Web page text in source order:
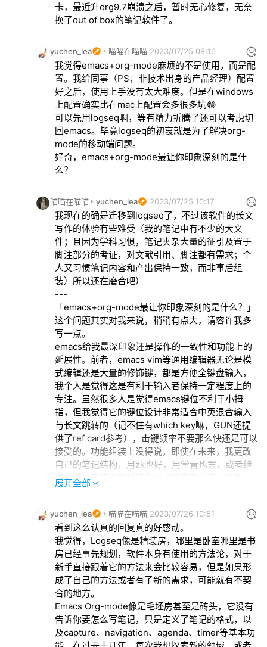
卡，最近升org9.7崩溃之后，暂时无心修复，无奈
换了out of box的笔记软件了。
yuchen_lea 喵喵在喵喵 2023/07/25 08:10
我觉得emacs+org-mode麻烦的不是使用，而是配
置。我给同事（PS，非技术出身的产品经理）配置
好之后，使用上手没有太大难度。但是在windows
上配置确实比在mac上配置会多很多坑😂
可以先用logseq啊，等有精力折腾了还可以考虑切
回emacs。毕竟logseq的初衷就是为了解决org-
mode的移动端问题。
好奇，emacs+org-mode最让你印象深刻的是什
么？
喵喵在喵喵 yuchen_lea 2023/07/25 10:17
我现在的确是迁移到logseq了，不过该软件的长文
写作的体验有些难受（我的笔记中有不少的大文
件；且因为学科习惯，笔记夹杂大量的征引及置于
脚注部分的考证，对文献引用、脚注都有需求；个
人又习惯笔记内容和产出保持一致，而非事后组
装）所以还在磨合吧）
---
「emacs+org-mode最让你印象深刻的是什么？」
这个问题其实对我来说，稍稍有点大，请容许我多
写一点。
emacs给我最深印象还是操作的一致性和功能上的
延展性。前者，emacs vim等通用编辑器无论是模
式编辑还是大量的修饰键，都是方便全键盘输入，
我个人是觉得这是有利于输入者保持一定程度上的
专注。虽然很多人是觉得emacs键位不利于小拇
指，但我觉得它的键位设计非常适合中英混合输入
与长文跳转的（记不住有which key嘛，GUN还提
供了ref card参考），击键频率不要那么快还是可以
接受的。功能组装上没得说，即使在未来，我更改
自己的笔记结构，用zk也好，用常青也罢，或者继
续维持更传统的树型结构复加低密度的笔记联系，
都无需更改自己的操作习惯，写配置抄配置，软件
而org-mode本身，除去纯文本皆有的优势，相对
完善且统一的标记语法和org-agenda辅助任务、简
单的项目统计都令人印象深刻。我个人最看重的是
它的导出功能，与LaTeX可以几乎无缝衔接，同时
结合大纲与长文写作的优点，组合一条完善的pdf阅
读输入、笔记抽取（阁下的org-noter-plus我有在
用，能抽高亮框注对扫描版pdf非常友好，我日常看
的古籍多为竖排繁体，是很难做合适的ocr的）、笔
记整理、长文输出的工作流，非常适合我个人笔记
需求。而obsidian logseq等给我的感觉是我需要因
展开全部
yuchen_lea 喵喵在喵喵 2023/07/26 10:51
看到这么认真的回复真的好感动。
我觉得，Logseq像是精装房，哪里是卧室哪里是书
房已经事先规划，软件本身有使用的方法论，对于
新手直接跟着它的方法来会比较容易，但是如果形
成了自己的方法或者有了新的需求，可能就有不契
合的地方。
Emacs Org-mode像是毛坯房甚至是砖头，它没有
告诉你要怎么写笔记，只是定义了笔记的格式，以
及capture、navigation、agenda、timer等基本功